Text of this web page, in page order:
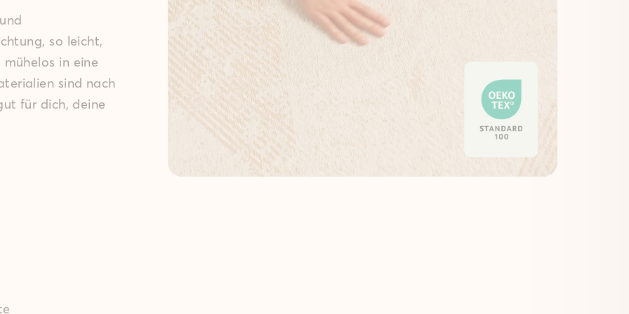
so leicht,
in eine
sind nach
für dich, deine